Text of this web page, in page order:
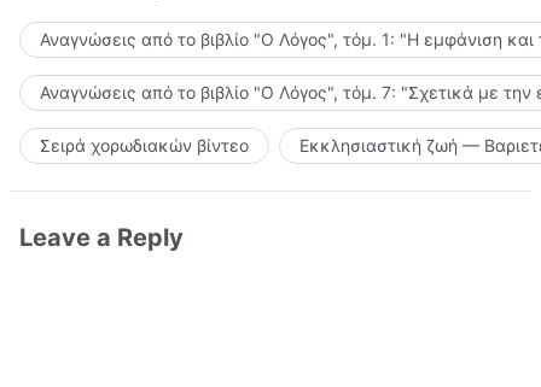
Αναγνώσεις από το βιβλίο "Ο Λόγος", τόμ. 1: "Η εμφάνιση
Αναγνώσεις από το βιβλίο "Ο Λόγος", τόμ. 7: "Σχετικά με την
Σειρά χορωδιακών βίντεο Εκκλησιαστική ζωή —
Leave a Reply